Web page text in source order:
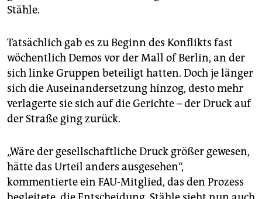
Stähle.
Tatsächlich gab es zu Beginn des Konflikts fast
wöchentlich Demos vor der Mall of Berlin, an der
sich linke Gruppen beteiligt hatten. Doch je länger
sich die Auseinandersetzung hinzog, desto mehr
verlagerte sie sich auf die Gerichte – der Druck auf
der Straße ging zurück.
„Wäre der gesellschaftliche Druck größer gewesen,
hätte das Urteil anders ausgesehen“,
kommentierte ein FAU-Mitglied, das den Prozess